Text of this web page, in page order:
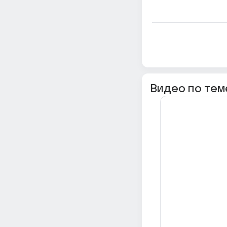
Видео по